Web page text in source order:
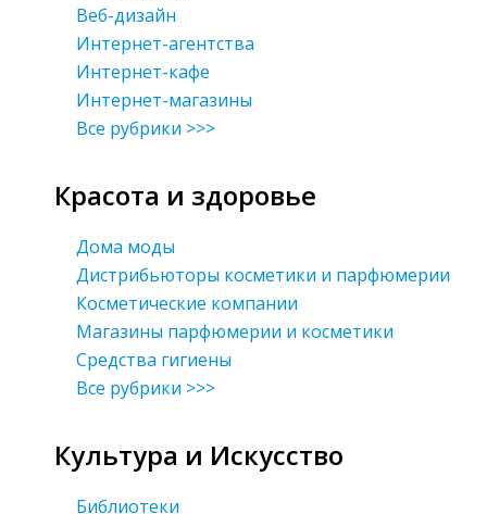
Веб-дизайн
Интернет-агентства
Интернет-кафе
Интернет-магазины
Все рубрики >>>
Красота и здоровье
Дома моды
Дистрибьюторы косметики и парфюмерии
Косметические компании
Магазины парфюмерии и косметики
Средства гигиены
Все рубрики >>>
Культура и Искусство
Библиотеки